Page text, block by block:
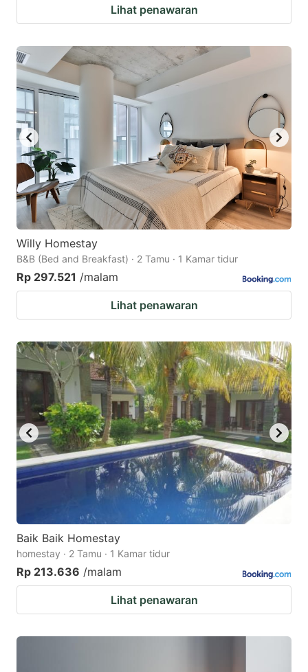
Lihat penawaran
Willy Homestay
B&B (Bed and Breakfast) · 2 Tamu · 1 Kamar tidur
Rp 297.521 /malam
Lihat penawaran
Baik Baik Homestay
homestay · 2 Tamu · 1 Kamar tidur
Rp 213.636 /malam
Lihat penawaran